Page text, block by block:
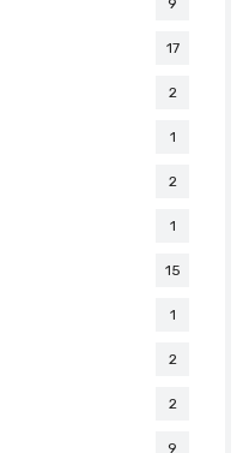
9
17
2
1
2
1
15
1
2
2
9